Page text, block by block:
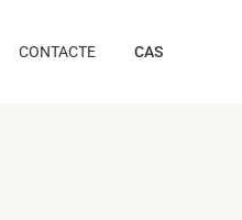
CONTACTE CAS